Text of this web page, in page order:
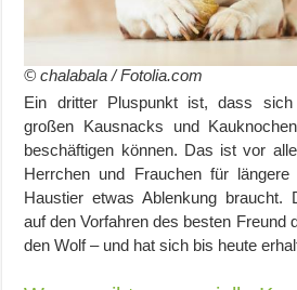
© chalabala / Fotolia.com
Ein dritter Pluspunkt ist, dass
großen Kausnacks und
beschäftigen können. Das ist vor
Herrchen und Frauchen für
Haustier etwas Ablenkung braucht.
auf den Vorfahren des besten Freund
den Wolf – und hat sich bis heute